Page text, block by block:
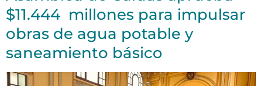
$11.444 millones para impulsar
obras de agua potable y
saneamiento básico